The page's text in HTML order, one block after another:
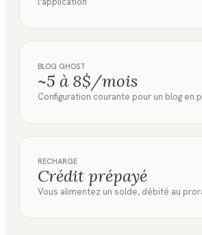
BLOG GHOST
~5 à 8$/mois
Configuration courante pour un blog en
RECHARGE
Crédit prépayé
Vous alimentez un solde, débité au